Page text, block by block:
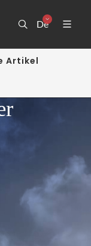
De
Artikel